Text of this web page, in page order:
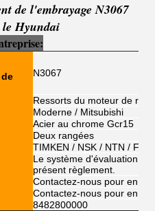
de l'embrayage N3067
Hyundai
N3067
Ressorts du moteur de roue
Moderne / Mitsubishi
Acier au chrome Gcr15
Deux rangées
TIMKEN / NSK / NTN /
Le système d'évaluation
présent règlement.
Contactez-nous pour en
Contactez-nous pour en
8482800000